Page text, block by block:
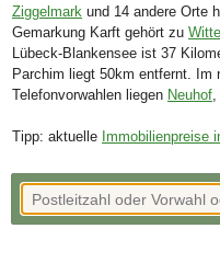
Ziggelmark und 14 andere Orte
Gemarkung Karft gehört zu
Lübeck-Blankensee ist 37
Parchim liegt 50km entfernt. Im
Telefonvorwahlen liegen Neuhof,
Tipp: aktuelle Immobilienpreise